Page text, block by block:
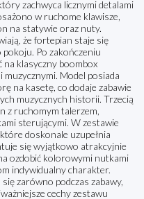
zachwyca licznymi detalami
w ruchome klawisze,
na statywie oraz nuty.
że fortepian staje się
pokoju. Po zakończeniu
klasyczny boombox
Model posiada
na kasetę, co dodaje zabawie
muzycznych historii. Trzecią
z ruchomym talerzem,
sterującymi. W zestawie
doskonale uzupełnia
się wyjątkowo atrakcyjnie
ozdobić kolorowymi nutkami
indywidualny charakter.
zarówno podczas zabawy,
cechy zestawu